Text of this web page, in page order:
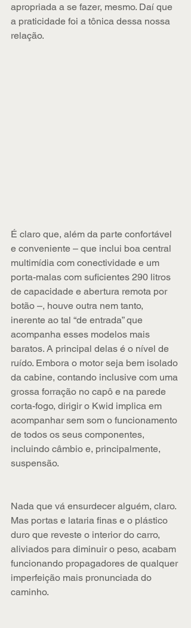
apropriada a se fazer, mesmo. Daí que
a praticidade foi a tônica dessa nossa
relação.
É claro que, além da parte confortável
e conveniente – que inclui boa central
multimídia com conectividade e um
porta-malas com suficientes 290 litros
de capacidade e abertura remota por
botão –, houve outra nem tanto,
inerente ao tal “de entrada” que
acompanha esses modelos mais
baratos. A principal delas é o nível de
ruído. Embora o motor seja bem isolado
da cabine, contando inclusive com uma
grossa forração no capô e na parede
corta-fogo, dirigir o Kwid implica em
acompanhar sem som o funcionamento
de todos os seus componentes,
incluindo câmbio e, principalmente,
suspensão.
Nada que vá ensurdecer alguém, claro.
Mas portas e lataria finas e o plástico
duro que reveste o interior do carro,
aliviados para diminuir o peso, acabam
funcionando propagadores de qualquer
imperfeição mais pronunciada do
caminho.